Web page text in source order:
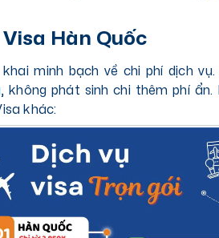
Hàn Quốc
minh bạch về chi phí dịch
phát sinh chi thêm phí
khác: